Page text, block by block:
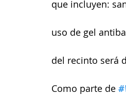
que incluyen:
uso de gel
del recinto será
Como parte de